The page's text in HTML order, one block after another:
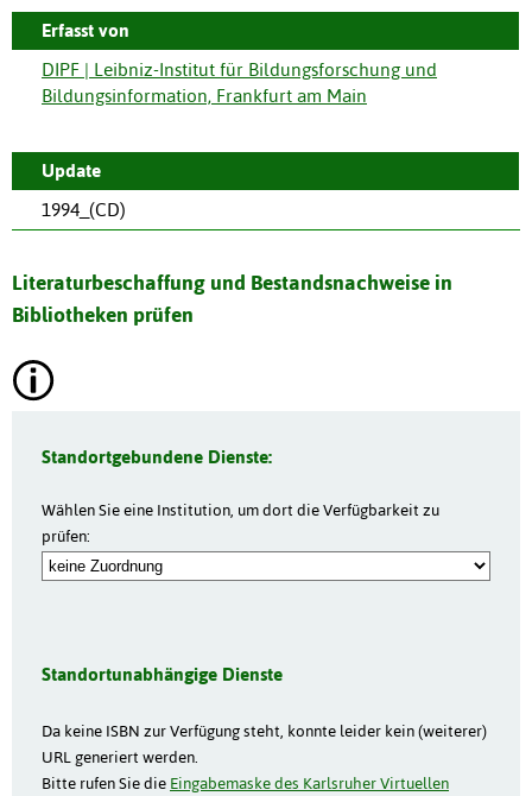
Erfasst von
DIPF | Leibniz-Institut für Bildungsforschung und
Bildungsinformation, Frankfurt am Main
Update
1994_(CD)
Literaturbeschaffung und Bestandsnachweise in
Bibliotheken prüfen
Standortgebundene Dienste:
Wählen Sie eine Institution, um dort die Verfügbarkeit zu
prüfen:
Standortunabhängige Dienste
Da keine ISBN zur Verfügung steht, konnte leider kein (weiterer)
URL generiert werden.
Bitte rufen Sie die Eingabemaske des Karlsruher Virtuellen